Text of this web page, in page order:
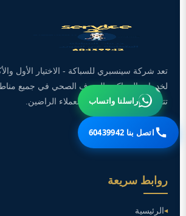
تعد شركة سينسبري للسباكة - الاختيار الأول
لخدمات السباكة والصرف الصحي في جميع
تتجاوز 10 سنوات وآلاف العملاء الراضين.
روابط سريعة
الرئيسية
راسلنا واتساب
اتصل بنا 60439942